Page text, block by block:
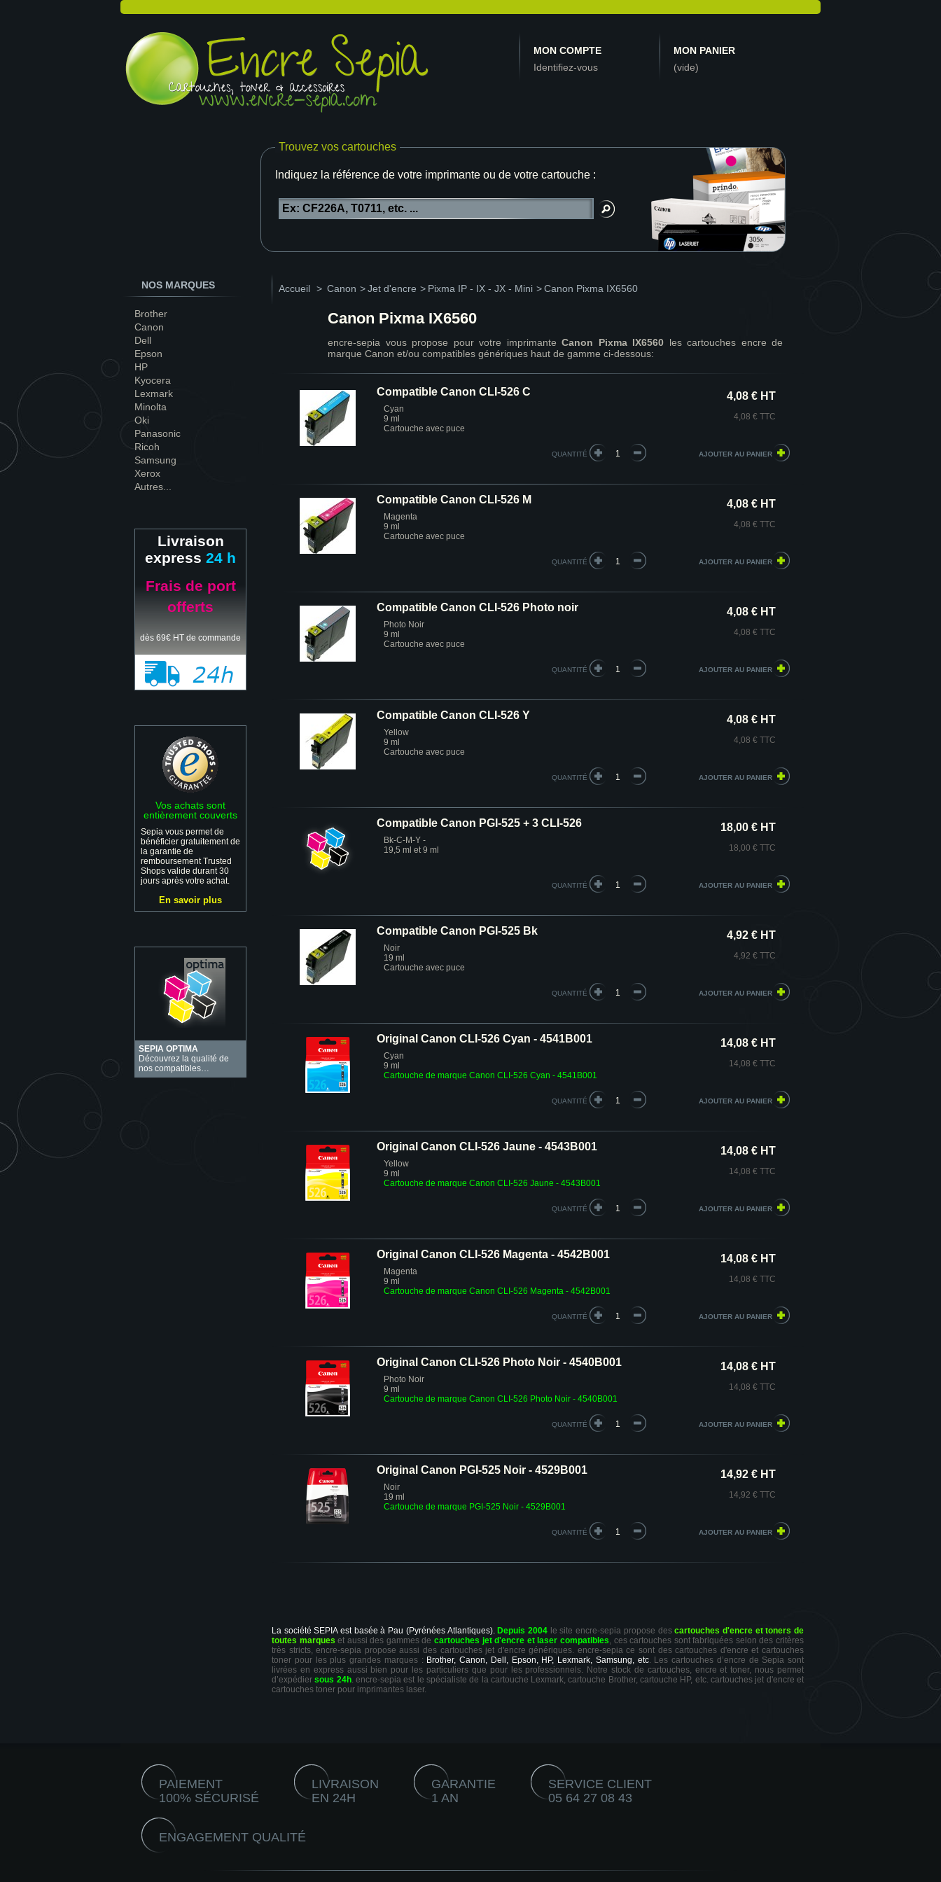
MON COMPTE
Identifiez-vous
MON PANIER
(vide)
Trouvez vos cartouches
Indiquez la référence de votre imprimante ou de votre cartouche :
NOS MARQUES
Brother
Canon
Dell
Epson
HP
Kyocera
Lexmark
Minolta
Oki
Panasonic
Ricoh
Samsung
Xerox
Autres...
Livraison
express 24 h
Frais de port
offerts
dès 69€ HT de commande
Vos achats sont
entièrement couverts
Sepia vous permet de
bénéficier gratuitement de
la garantie de
remboursement Trusted
Shops valide durant 30
jours après votre achat.
En savoir plus
SEPIA OPTIMA
Découvrez la qualité de
nos compatibles…
Accueil > Canon >Jet d'encre > Pixma IP - IX - JX - Mini >Canon Pixma IX6560
Canon Pixma IX6560
encre-sepia vous propose pour votre imprimante Canon Pixma IX6560 les cartouches encre de
marque Canon et/ou compatibles génériques haut de gamme ci-dessous:
Compatible Canon CLI-526 C
Cyan
9 ml
Cartouche avec puce
4,08 € HT
4,08 € TTC
QUANTITÉ
Compatible Canon CLI-526 M
Magenta
9 ml
Cartouche avec puce
4,08 € HT
4,08 € TTC
QUANTITÉ
Compatible Canon CLI-526 Photo noir
Photo Noir
9 ml
Cartouche avec puce
4,08 € HT
4,08 € TTC
QUANTITÉ
Compatible Canon CLI-526 Y
Yellow
9 ml
Cartouche avec puce
4,08 € HT
4,08 € TTC
QUANTITÉ
Compatible Canon PGI-525 + 3 CLI-526
Bk-C-M-Y -
19,5 ml et 9 ml
18,00 € HT
18,00 € TTC
QUANTITÉ
Compatible Canon PGI-525 Bk
Noir
19 ml
Cartouche avec puce
4,92 € HT
4,92 € TTC
QUANTITÉ
Original Canon CLI-526 Cyan - 4541B001
Cyan
9 ml
Cartouche de marque Canon CLI-526 Cyan - 4541B001
14,08 € HT
14,08 € TTC
QUANTITÉ
Original Canon CLI-526 Jaune - 4543B001
Yellow
9 ml
Cartouche de marque Canon CLI-526 Jaune - 4543B001
14,08 € HT
14,08 € TTC
QUANTITÉ
Original Canon CLI-526 Magenta - 4542B001
Magenta
9 ml
Cartouche de marque Canon CLI-526 Magenta - 4542B001
14,08 € HT
14,08 € TTC
QUANTITÉ
Original Canon CLI-526 Photo Noir - 4540B001
Photo Noir
9 ml
Cartouche de marque Canon CLI-526 Photo Noir - 4540B001
14,08 € HT
14,08 € TTC
QUANTITÉ
Original Canon PGI-525 Noir - 4529B001
Noir
19 ml
Cartouche de marque PGI-525 Noir - 4529B001
14,92 € HT
14,92 € TTC
QUANTITÉ
La société SEPIA est basée à Pau (Pyrénées Atlantiques). Depuis 2004 le site encre-sepia propose descartouches d'encre et toners de
toutes marques et aussi des gammes decartouches jet d'encre et laser compatibles, ces cartouches sont fabriquées selon des critères
très stricts, encre-sepia propose aussi des cartouches jet d'encre génériques. encre-sepia ce sont des cartouches d'encre et cartouches
toner pour les plus grandes marques : Brother, Canon, Dell, Epson, HP, Lexmark, Samsung, etc. Les cartouches d’encre de Sepia sont
livrées en express aussi bien pour les particuliers que pour les professionnels. Notre stock de cartouches, encre et toner, nous permet
d’expédiersous 24h. encre-sepia est le spécialiste de la cartouche Lexmark, cartouche Brother, cartouche HP, etc. cartouches jet d'encre et
cartouches toner pour imprimantes laser.
PAIEMENT
100% SÉCURISÉ
LIVRAISON
EN 24H
GARANTIE
1 AN
SERVICE CLIENT
05 64 27 08 43
ENGAGEMENT QUALITÉ